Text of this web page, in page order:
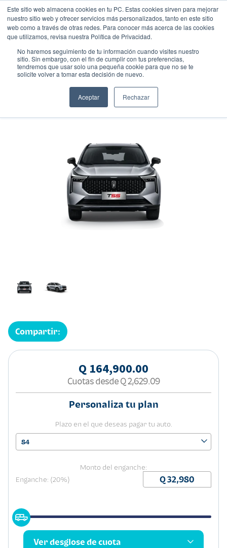
Este sitio web almacena cookies en tu PC. Estas cookies sirven para mejorar
nuestro sitio web y ofrecer servicios más personalizados, tanto en este sitio
web como a través de otras redes. Para conocer más acerca de las cookies
que utilizamos, revisa nuestra Política de Privacidad.
No haremos seguimiento de tu información cuando visites nuestro
sitio. Sin embargo, con el fin de cumplir con tus preferencias,
tendremos que usar solo una pequeña cookie para que no se te
solicite volver a tomar esta decisión de nuevo.
Aceptar Rechazar
BESTUNE T55
Gasolina
Compartir:
Q 164,900.00
Cuotas desde Q 2,629.09
Personaliza tu plan
Plazo en el que deseas pagar tu auto.
84
Monto del enganche:
Enganche: (20%)
Ver desglose de cuota